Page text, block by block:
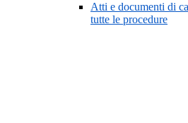
Atti e documenti di
tutte le procedure